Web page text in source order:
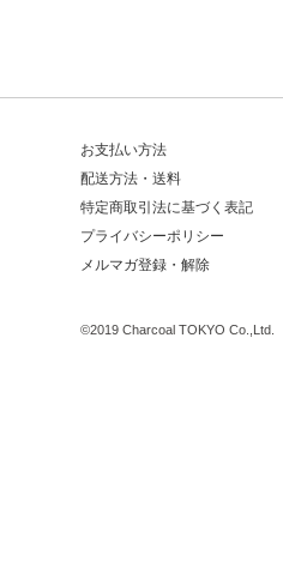
お支払い方法
配送方法・送料
特定商取引法に基づく表記
プライバシーポリシー
メルマガ登録・解除
©2019 Charcoal TOKYO Co.,Ltd.